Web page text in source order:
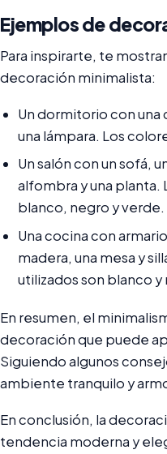
Ejemplos de
Para inspirarte, te
decoración minimalista:
Un dormitorio con una
una lámpara. Los
Un salón con un sofá,
alfombra y una planta.
blanco, negro y verde.
Una cocina con
madera, una mesa y
utilizados son blanco y
En resumen, el
decoración que puede
Siguiendo algunos
ambiente tranquilo y
En conclusión, la
tendencia moderna y